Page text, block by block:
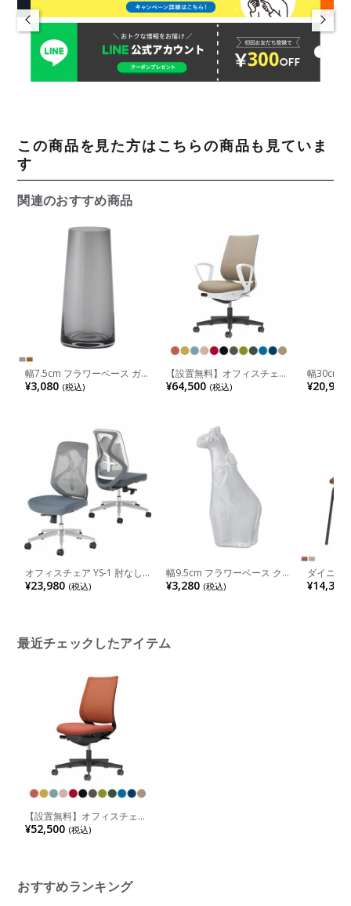
この商品を見た方はこちらの商品も見ていま
す
関連のおすすめ商品
幅7.5cm フラワーベース ガラ
ス 花瓶 オブジェ 花器 インテ
リア フラワーポット テーパ
¥3,080 (税込)
【設置無料】オフィスチェア
ミトラ2 Mitra2 ブラック脚 ス
タンダードバック サークル肘
ター C04-B152MU | コクヨ
オフィスチ
¥64,500 (税込)
幅30cm
イアン フ
ブジェ 花
¥20,900
オフィスチェア YS-1 肘なし
ランバーサポート 人間工学
シンクロロッキング メッシュ
¥23,980 (税込)
幅9.5cm フラワーベース クリ
ア ガラス 花瓶 キリン アニマ
ルベース 花器 オブジェ おし
¥3,280 (税込)
ダイニン
なし スチ
合皮 椅子
¥14,300
最近チェックしたアイテム
【設置無料】オフィスチェア
ミトラ２ Mitra2 ブラック脚
スタンダードバック 肘無し
チェア
¥52,500 (税込)
おすすめランキング